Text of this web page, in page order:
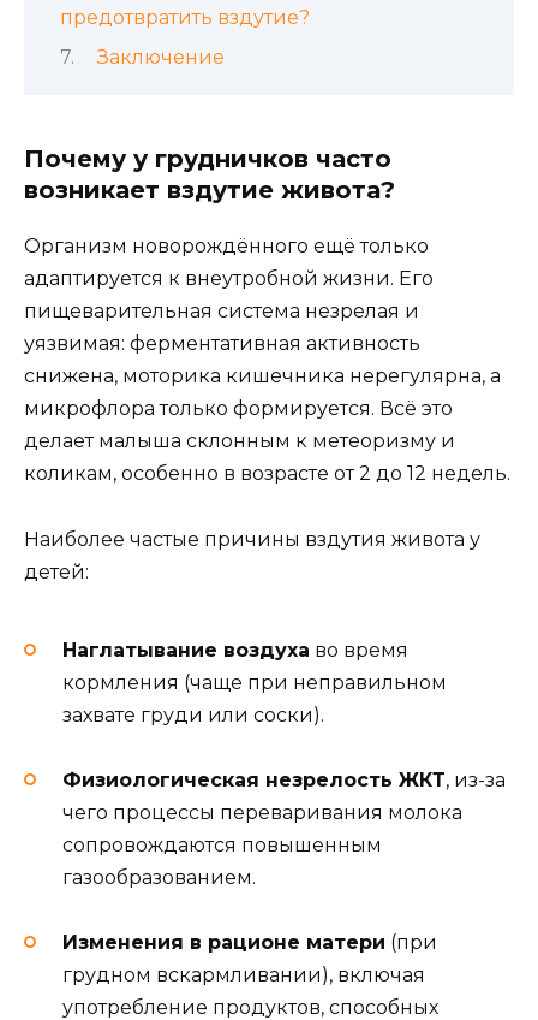
предотвратить вздутие?
Заключение
Почему у грудничков часто
возникает вздутие живота?
Организм новорождённого ещё только
адаптируется к внеутробной жизни. Его
пищеварительная система незрелая и
уязвимая: ферментативная активность
снижена, моторика кишечника нерегулярна, а
микрофлора только формируется. Всё это
делает малыша склонным к метеоризму и
коликам, особенно в возрасте от 2 до 12 недель.
Наиболее частые причины вздутия живота у
детей:
Наглатывание воздуха во время
кормления (чаще при неправильном
захвате груди или соски).
Физиологическая незрелость ЖКТ, из-за
чего процессы переваривания молока
сопровождаются повышенным
газообразованием.
Изменения в рационе матери (при
грудном вскармливании), включая
употребление продуктов, способных